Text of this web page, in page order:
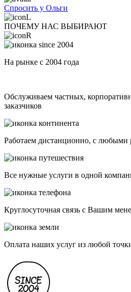
Спросить у Ольги
ПОЧЕМУ НАС ВЫБИРАЮТ
На рынке с 2004 года
Обслуживаем частных,
заказчиков
Работаем дистанционно, с любыми
Все нужные услуги в одной
Круглосуточная связь с Вашим
Оплата наших услуг из любой